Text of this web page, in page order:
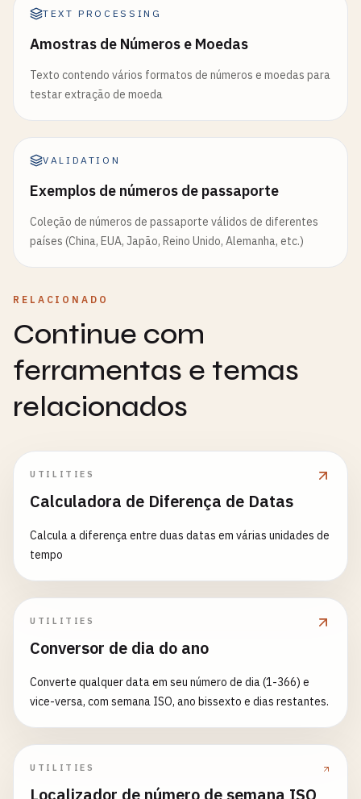
TEXT PROCESSING
Amostras de Números e Moedas
Texto contendo vários formatos de números e moedas para
testar extração de moeda
VALIDATION
Exemplos de números de passaporte
Coleção de números de passaporte válidos de diferentes
países (China, EUA, Japão, Reino Unido, Alemanha, etc.)
RELACIONADO
Continue com
ferramentas e temas
relacionados
UTILITIES
Calculadora de Diferença de Datas
Calcula a diferença entre duas datas em várias unidades de
tempo
UTILITIES
Conversor de dia do ano
Converte qualquer data em seu número de dia (1-366) e
vice-versa, com semana ISO, ano bissexto e dias restantes.
UTILITIES
Localizador de número de semana ISO